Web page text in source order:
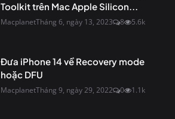
Toolkit trên Mac Apple Silicon...
MacplanetTháng 6, ngày 13, 2023 8 5.6k
Đưa iPhone 14 về Recovery mode
hoặc DFU
MacplanetTháng 9, ngày 29, 2022 0 1.1k